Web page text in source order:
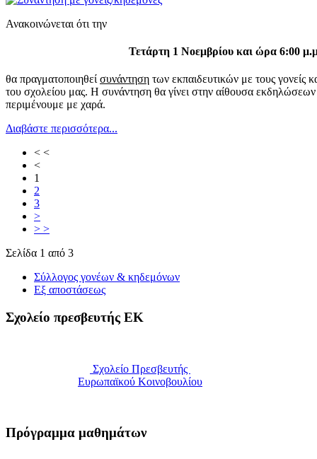
Ανακοινώνεται ότι την
Τετάρτη 1 Νοεμβρίου και ώρα 6:00
θα πραγματοποιηθεί συνάντηση των εκπαιδευτικών με τους γονείς
του σχολείου μας. Η συνάντηση θα γίνει στην αίθουσα
περιμένουμε με χαρά.
Διαβάστε περισσότερα...
< <
<
1
2
3
>
> >
Σελίδα 1 από 3
Σύλλογος γονέων & κηδεμόνων
Εξ αποστάσεως
Σχολείο πρεσβευτής ΕΚ
Σχολείο Πρεσβευτής
Ευρωπαϊκού Κοινοβουλίου
Πρόγραμμα μαθημάτων